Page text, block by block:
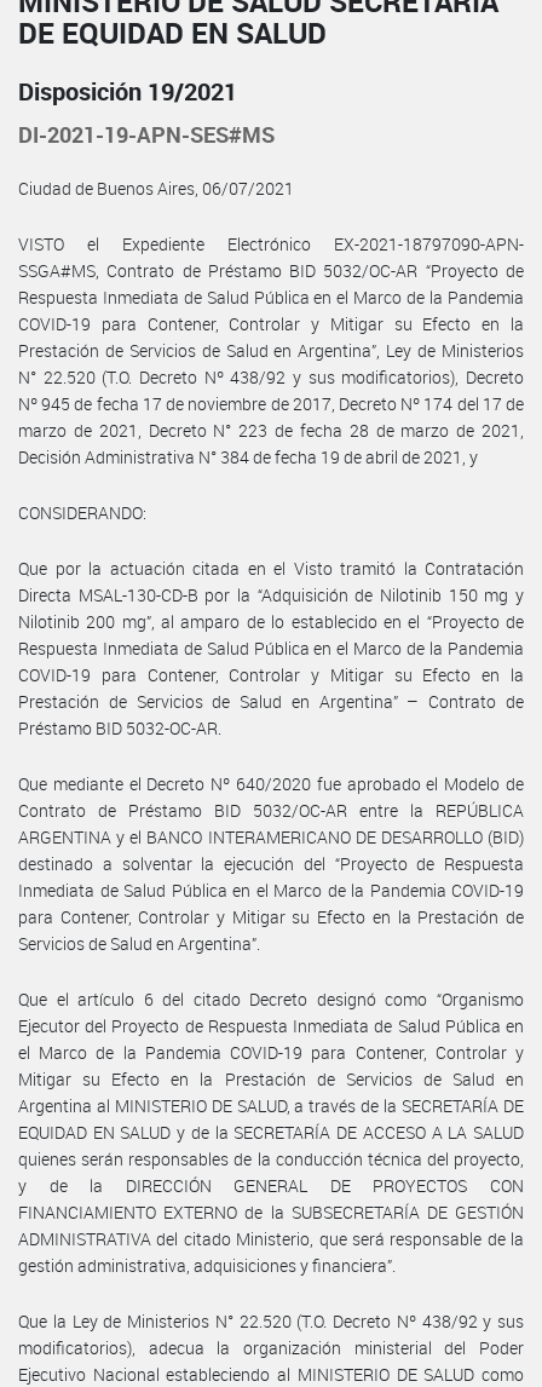
DE EQUIDAD EN SALUD
Disposición 19/2021
DI-2021-19-APN-SES#MS
Ciudad de Buenos Aires, 06/07/2021
VISTO el Expediente Electrónico EX-2021-18797090-APN-
SSGA#MS, Contrato de Préstamo BID 5032/OC-AR “Proyecto de
Respuesta Inmediata de Salud Pública en el Marco de la Pandemia
COVID-19 para Contener, Controlar y Mitigar su Efecto en la
Prestación de Servicios de Salud en Argentina”, Ley de Ministerios
N° 22.520 (T.O. Decreto Nº 438/92 y sus modificatorios), Decreto
Nº 945 de fecha 17 de noviembre de 2017, Decreto Nº 174 del 17 de
marzo de 2021, Decreto N° 223 de fecha 28 de marzo de 2021,
Decisión Administrativa N° 384 de fecha 19 de abril de 2021, y
CONSIDERANDO:
Que por la actuación citada en el Visto tramitó la Contratación
Directa MSAL-130-CD-B por la “Adquisición de Nilotinib 150 mg y
Nilotinib 200 mg”, al amparo de lo establecido en el “Proyecto de
Respuesta Inmediata de Salud Pública en el Marco de la Pandemia
COVID-19 para Contener, Controlar y Mitigar su Efecto en la
Prestación de Servicios de Salud en Argentina” – Contrato de
Préstamo BID 5032-OC-AR.
Que mediante el Decreto Nº 640/2020 fue aprobado el Modelo de
Contrato de Préstamo BID 5032/OC-AR entre la REPÚBLICA
ARGENTINA y el BANCO INTERAMERICANO DE DESARROLLO (BID)
destinado a solventar la ejecución del “Proyecto de Respuesta
Inmediata de Salud Pública en el Marco de la Pandemia COVID-19
para Contener, Controlar y Mitigar su Efecto en la Prestación de
Servicios de Salud en Argentina”.
Que el artículo 6 del citado Decreto designó como “Organismo
Ejecutor del Proyecto de Respuesta Inmediata de Salud Pública en
el Marco de la Pandemia COVID-19 para Contener, Controlar y
Mitigar su Efecto en la Prestación de Servicios de Salud en
Argentina al MINISTERIO DE SALUD, a través de la SECRETARÍA DE
EQUIDAD EN SALUD y de la SECRETARÍA DE ACCESO A LA SALUD
quienes serán responsables de la conducción técnica del proyecto,
y de la DIRECCIÓN GENERAL DE PROYECTOS CON
FINANCIAMIENTO EXTERNO de la SUBSECRETARÍA DE GESTIÓN
ADMINISTRATIVA del citado Ministerio, que será responsable de la
gestión administrativa, adquisiciones y financiera”.
Que la Ley de Ministerios N° 22.520 (T.O. Decreto Nº 438/92 y sus
modificatorios), adecua la organización ministerial del Poder
Ejecutivo Nacional estableciendo al MINISTERIO DE SALUD como